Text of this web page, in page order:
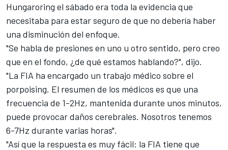
Hungaroring el sábado era toda la evidencia que
necesitaba para estar seguro de que no debería haber
una disminución del enfoque.
"Se habla de presiones en uno u otro sentido, pero creo
que en el fondo, ¿de qué estamos hablando?", dijo.
"La FIA ha encargado un trabajo médico sobre el
porpoising. El resumen de los médicos es que una
frecuencia de 1-2Hz, mantenida durante unos minutos,
puede provocar daños cerebrales. Nosotros tenemos
6-7Hz durante varias horas".
"Así que la respuesta es muy fácil: la FIA tiene que